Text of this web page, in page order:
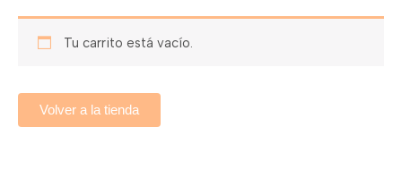
Tu carrito está vacío.
Volver a la tienda